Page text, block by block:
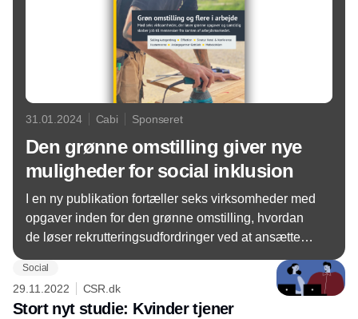
31.01.2024 Cabi Sponseret
Den grønne omstilling giver nye
muligheder for social inklusion
I en ny publikation fortæller seks virksomheder med
opgaver inden for den grønne omstilling, hvordan
de løser rekrutteringsudfordringer ved at ansætte
Social
29.11.2022 CSR.dk
Stort nyt studie: Kvinder tjener